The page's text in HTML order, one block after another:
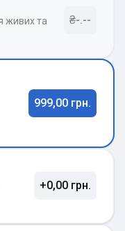
живих та
₴-.--
999,00 грн.
+0,00 грн.